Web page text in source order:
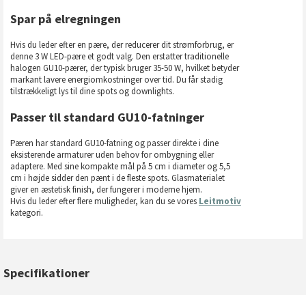
Spar på elregningen
Hvis du leder efter en pære, der reducerer dit strømforbrug, er
denne 3 W LED-pære et godt valg. Den erstatter traditionelle
halogen GU10-pærer, der typisk bruger 35-50 W, hvilket betyder
markant lavere energiomkostninger over tid. Du får stadig
tilstrækkeligt lys til dine spots og downlights.
Passer til standard GU10-fatninger
Pæren har standard GU10-fatning og passer direkte i dine
eksisterende armaturer uden behov for ombygning eller
adaptere. Med sine kompakte mål på 5 cm i diameter og 5,5
cm i højde sidder den pænt i de fleste spots. Glasmaterialet
giver en æstetisk finish, der fungerer i moderne hjem.
Hvis du leder efter flere muligheder, kan du se vores Leitmotiv
kategori.
Specifikationer